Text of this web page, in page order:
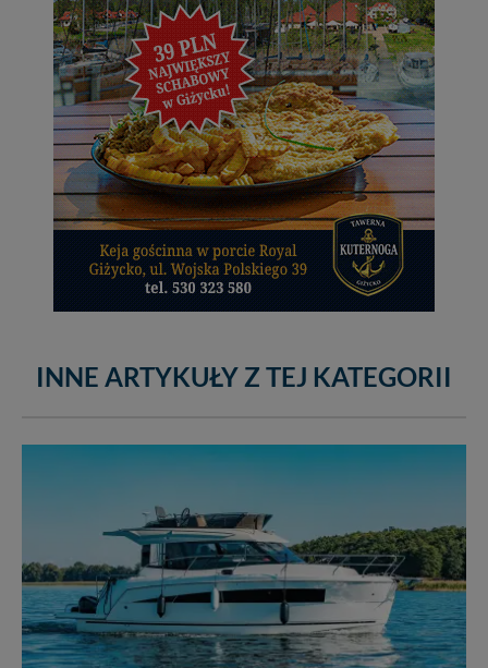
INNE ARTYKUŁY Z TEJ KATEGORII